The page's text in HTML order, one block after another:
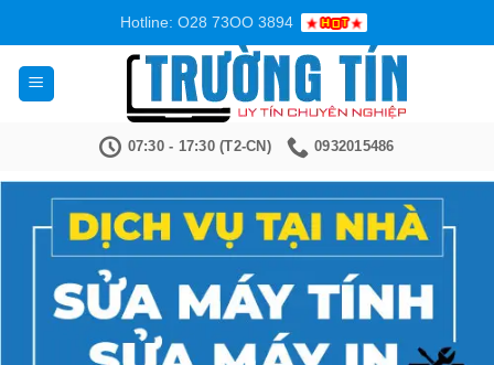
nội
dung
Hotline: O28 73OO 3894
07:30 - 17:30 (T2-CN) 0932015486